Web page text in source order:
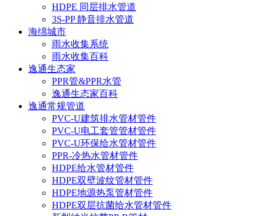
HDPE 同层排水管道
3S-PP 静音排水管道
海绵城市
雨水收集系统
雨水收集百科
逸通生态家
PPR管&PPR水管
逸通生态家百科
逸通常规管道
PVC-U建筑排水管材管件
PVC-U电工套管管材管件
PVC-U环保给水管材管件
PPR-冷热水管材管件
HDPE给水管材管件
HDPE双壁波纹管材管件
HDPE地源热泵管材管件
HDPE双层抗菌给水管材管件